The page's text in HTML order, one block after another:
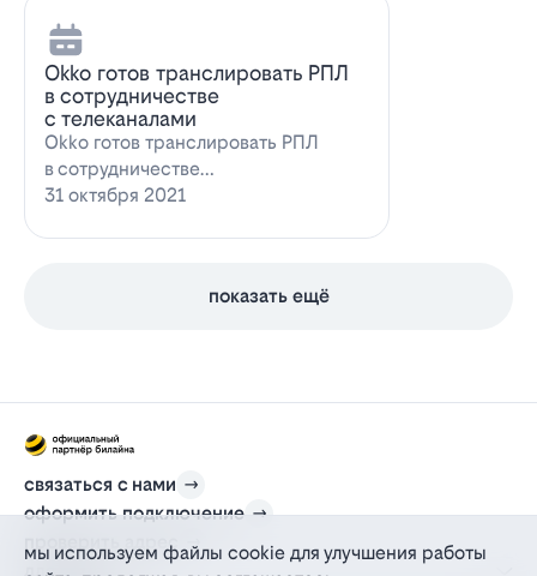
Оkko готов транслировать РПЛ
в сотрудничестве
с телеканалами
Оkko готов транслировать РПЛ
в сотрудничестве
с каналамиВидеосервис Okko
31 октября 2021
показать ещё
связаться с нами
оформить подключение
проверить адрес
для дома
мы используем файлы cookie для улучшения работы